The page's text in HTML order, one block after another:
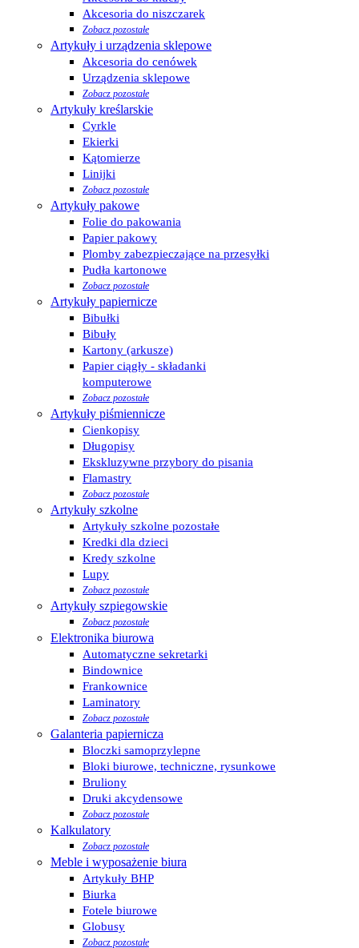
Akcesoria do niszczarek
Zobacz pozostałe
Artykuły i urządzenia sklepowe
Akcesoria do cenówek
Urządzenia sklepowe
Zobacz pozostałe
Artykuły kreślarskie
Cyrkle
Ekierki
Kątomierze
Linijki
Zobacz pozostałe
Artykuły pakowe
Folie do pakowania
Papier pakowy
Plomby zabezpieczające na przesyłki
Pudła kartonowe
Zobacz pozostałe
Artykuły papiernicze
Bibułki
Bibuły
Kartony (arkusze)
Papier ciągły - składanki
komputerowe
Zobacz pozostałe
Artykuły piśmiennicze
Cienkopisy
Długopisy
Ekskluzywne przybory do pisania
Flamastry
Zobacz pozostałe
Artykuły szkolne
Artykuły szkolne pozostałe
Kredki dla dzieci
Kredy szkolne
Lupy
Zobacz pozostałe
Artykuły szpiegowskie
Zobacz pozostałe
Elektronika biurowa
Automatyczne sekretarki
Bindownice
Frankownice
Laminatory
Zobacz pozostałe
Galanteria papiernicza
Bloczki samoprzylepne
Bloki biurowe, techniczne, rysunkowe
Bruliony
Druki akcydensowe
Zobacz pozostałe
Kalkulatory
Zobacz pozostałe
Meble i wyposażenie biura
Artykuły BHP
Biurka
Fotele biurowe
Globusy
Zobacz pozostałe